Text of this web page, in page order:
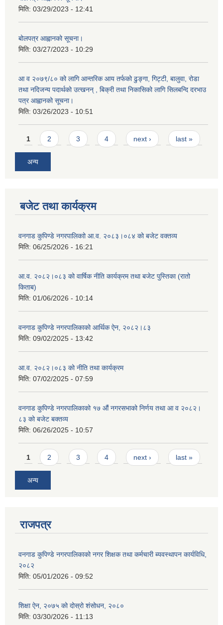
मिति: 03/29/2023 - 12:41
बोलपत्र आह्वानको सूचना।
मिति: 03/27/2023 - 10:29
आ व २०७९/८० को लागि आन्तरिक आय तर्फको ढुङ्गा, गिट्टी, बालुवा, रोडा
तथा नदिजन्य पदार्थको उत्खनन् , बिक्री तथा निकासिको लागि सिलबन्दि दरभाउ
पत्र आह्वानको सूचना।
मिति: 03/26/2023 - 10:51
Pages
1 2 3 4 next › last »
अन्य
बजेट तथा कार्यक्रम
वनगाड कुपिण्डे नगरपालिकाो आ.व. २०८३।०८४ को बजेट वक्तव्य
मिति: 06/25/2026 - 16:21
आ.व. २०८२।०८३ को वार्षिक नीति कार्यक्रम तथा बजेट पुस्तिका (रातो
किताब)
मिति: 01/06/2026 - 10:14
वनगाड कुपिण्डे नगरपालिकाको आर्थिक ऐन, २०८२।८३
मिति: 09/02/2025 - 13:42
आ.व. २०८२।०८३ को नीति तथा कार्यक्रम
मिति: 07/02/2025 - 07:59
वनगाड कुपिण्डे नगरपालिकाको १७ ‍औं नगरसभाको निर्णय तथा आ व २०८२।
८३ को बजेट बक्तव्य
मिति: 06/26/2025 - 10:57
Pages
1 2 3 4 next › last »
अन्य
राजपत्र
वनगाड कुपिण्डे नगरपालिकाको नगर शिक्षक तथा कर्मचारी ब्यवस्थापन कार्यविधि,
२०८२
मिति: 05/01/2026 - 09:52
शिक्षा ऐन, २०७५ को दोस्रो शंसोधन, २०८०
मिति: 03/30/2026 - 11:13